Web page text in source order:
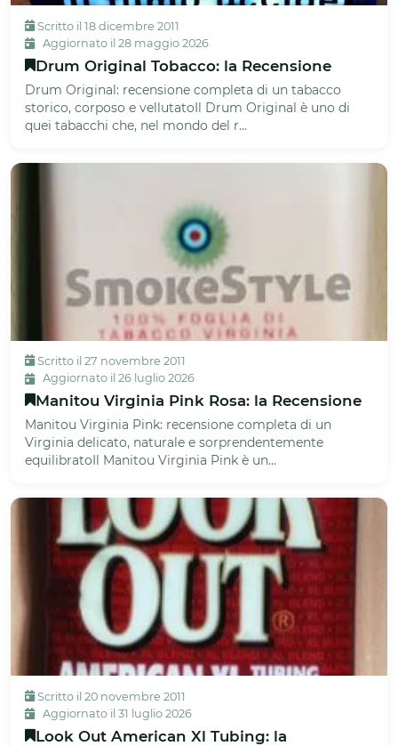
Scritto il 18 dicembre 2011
Aggiornato il 28 maggio 2026
Drum Original Tobacco: la Recensione
Drum Original: recensione completa di un tabacco
storico, corposo e vellutatoIl Drum Original è uno di
quei tabacchi che, nel mondo del r...
Scritto il 27 novembre 2011
Aggiornato il 26 luglio 2026
Manitou Virginia Pink Rosa: la Recensione
Manitou Virginia Pink: recensione completa di un
Virginia delicato, naturale e sorprendentemente
equilibratoIl Manitou Virginia Pink è un...
Scritto il 20 novembre 2011
Aggiornato il 31 luglio 2026
Look Out American Xl Tubing: la